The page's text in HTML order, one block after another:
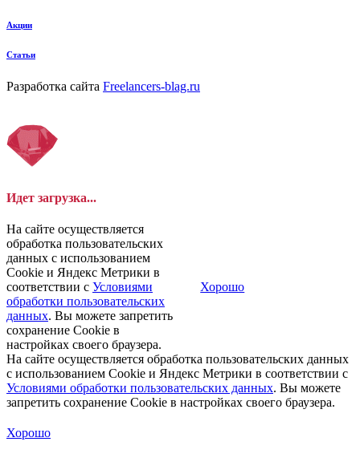
Акции
Статьи
Разработка сайта Freelancers-blag.ru
Идет загрузка...
На сайте осуществляется
обработка пользовательских
данных с использованием
Cookie и Яндекс Метрики в
соответствии с Условиями
обработки пользовательских
данных. Вы можете запретить
сохранение Cookie в
настройках своего браузера.
Хорошо
На сайте осуществляется обработка пользовательских данных
с использованием Cookie и Яндекс Метрики в соответствии с
Условиями обработки пользовательских данных. Вы можете
запретить сохранение Cookie в настройках своего браузера.
Хорошо